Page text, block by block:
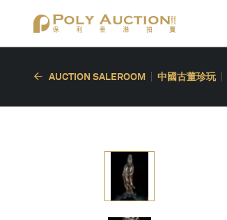
AUCTION SALEROOM 中國古董珍玩